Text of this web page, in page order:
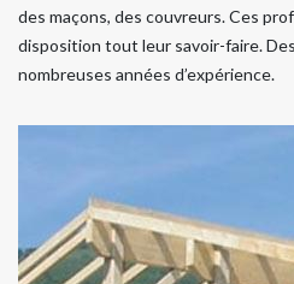
des maçons, des couvreurs. Ces
disposition tout leur savoir-faire.
nombreuses années d’expérience.